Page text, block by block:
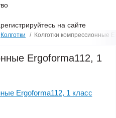
на сайте
Колготки Колготки компрессионные
Ergoforma112, 1